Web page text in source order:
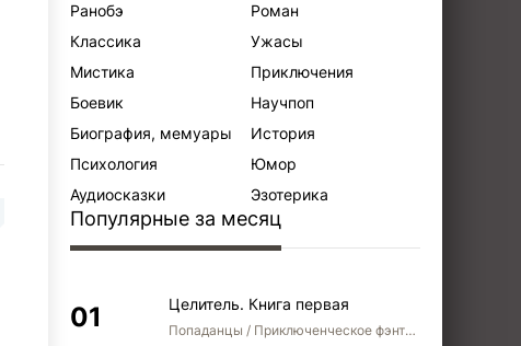
Ранобэ
Роман
Классика
Ужасы
Мистика
Приключения
Боевик
Научпоп
Биография, мемуары
История
Психология
Юмор
Аудиосказки
Эзотерика
Популярные за месяц
Целитель. Книга первая
Попаданцы / Приключенческое фэнтези / Боевое фэнтези